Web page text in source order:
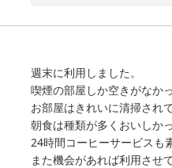
スーパーは深夜1時まで
ぜひまたの機会にお立
客様のお帰りをお待ちして
温かいご投稿を誠にあり
フロント係
デイリーホテルみずほ台店
2026-02-01
週末に利用しました。
喫煙の部屋しか空きがなか
お部屋はきれいに清掃され
朝食は種類が多くおいしか
24時間コーヒーサービスも
また機会があれば利用させ